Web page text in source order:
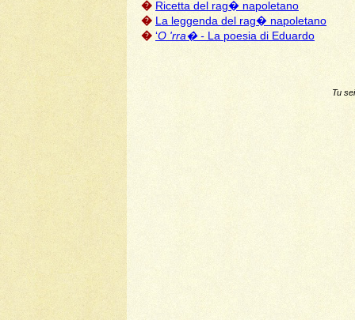
� Ricetta del rag� napoletano
� La leggenda del rag� napoletano
� ‘O 'rra� - La poesia di Eduardo
Tu